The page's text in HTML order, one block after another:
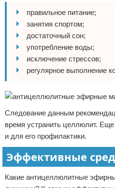
правильное питание;
занятия спортом;
достаточный сон;
употребление воды;
исключение стрессов;
регулярное выполнение
Следование данным
время устранить целлюлит.
и для его профилактики.
Эффективные
Какие антицеллюлитные